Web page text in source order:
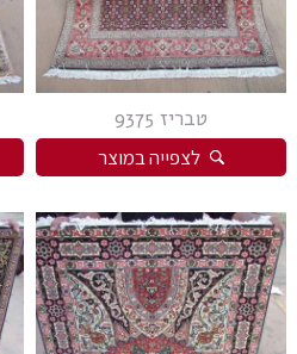
טבריז 9375
לצפייה במוצר